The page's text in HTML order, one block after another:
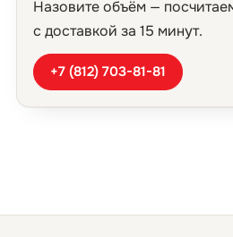
Назовите объём —
с доставкой за 15 минут.
+7 (812) 703-81-81